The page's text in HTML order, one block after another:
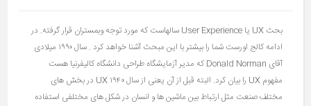
بحث UX یا User Experience سالهاست که مورد توجه وبمستران قرار گرفته. در
ادامه کالج اورست شما را بیشتر با این مبحث آشنا خواهد کرد . سال ۱۹۹۰ میلادی
آقای Donald Norman که مدیر آزمایشگاه طراحی دانشگاه کالیفرنیا هست
مفهوم UX را بیان کرد. البته قبل از آن یعنی از سال ۱۹۴۰ UX در بخش های
مختلف صنعت مثل ارتباط بین ماشین ها و انسان در شکل های مختلفی استفاده